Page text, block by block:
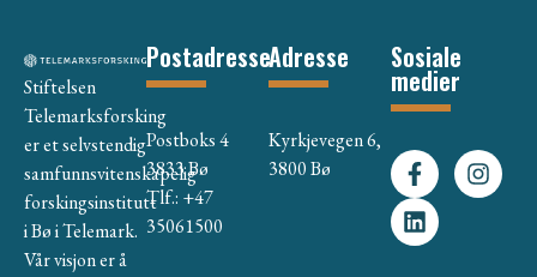
Stiftelsen
Telemarksforsking
er et selvstendig
samfunnsvitenskapelig
forskingsinstitutt
i Bø i Telemark.
Vår visjon er å
Postadresse
Postboks 4
3833 Bø
Tlf.: +47
35061500
Adresse
Kyrkjevegen 6,
3800 Bø
Sosiale
medier